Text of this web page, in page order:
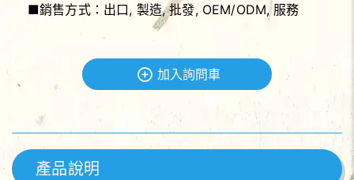
■銷售方式：出口, 製造, 批發, OEM/ODM, 服務
加入詢問車
產品說明